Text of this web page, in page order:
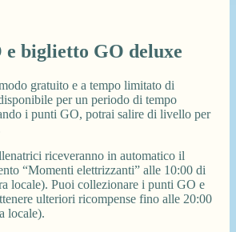
biglietto GO deluxe
gratuito e a tempo limitato di
per un periodo di tempo
i punti GO, potrai salire di livello per
riceveranno in automatico il
“Momenti elettrizzanti” alle 10:00 di
locale). Puoi collezionare i punti GO e
ulteriori ricompense fino alle 20:00
locale).